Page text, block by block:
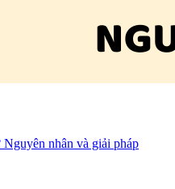
nhân và giải pháp